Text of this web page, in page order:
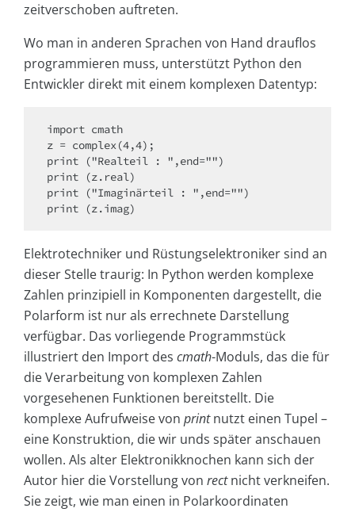
zeitverschoben auftreten.
Wo man in anderen Sprachen von Hand drauflos
programmieren muss, unterstützt Python den
Entwickler direkt mit einem komplexen Datentyp:
import cmath
z = complex(4,4);
print ("Realteil : ",end="")
print (z.real)
print ("Imaginärteil : ",end="")
print (z.imag)
Elektrotechniker und Rüstungselektroniker sind an
dieser Stelle traurig: In Python werden komplexe
Zahlen prinzipiell in Komponenten dargestellt, die
Polarform ist nur als errechnete Darstellung
verfügbar. Das vorliegende Programmstück
illustriert den Import des cmath-Moduls, das die für
die Verarbeitung von komplexen Zahlen
vorgesehenen Funktionen bereitstellt. Die
komplexe Aufrufweise von printnutzt einen Tupel –
eine Konstruktion, die wir unds später anschauen
wollen. Als alter Elektronikknochen kann sich der
Autor hier die Vorstellung von rectnicht verkneifen.
Sie zeigt, wie man einen in Polarkoordinaten